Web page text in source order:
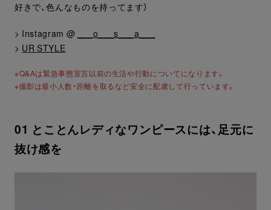
好きで、色んなものを持ってます）
> Instagram @
___o___s___a___
> UR STYLE
※Q&Aは緊急事態宣言以前の生活や行動についてになります。
※撮影は最小人数・距離を取るなど安全に配慮して行っています。
01 とことんレディなワンピースには、足元に
抜け感を